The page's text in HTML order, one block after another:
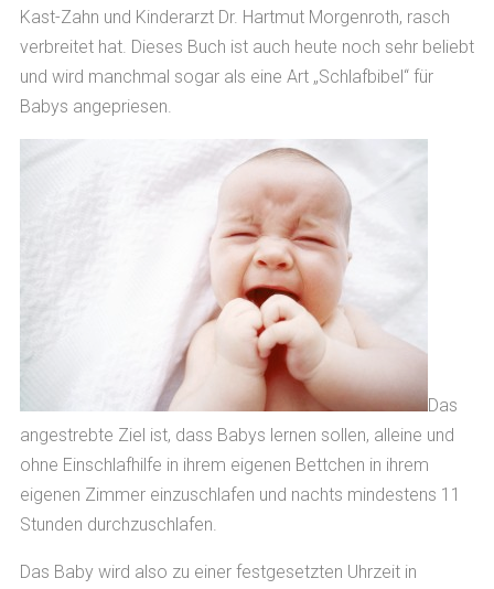
Kast-Zahn und Kinderarzt Dr. Hartmut Morgenroth, rasch
verbreitet hat. Dieses Buch ist auch heute noch sehr beliebt
und wird manchmal sogar als eine Art „Schlafbibel“ für
Babys angepriesen.
Das
angestrebte Ziel ist, dass Babys lernen sollen, alleine und
ohne Einschlafhilfe in ihrem eigenen Bettchen in ihrem
eigenen Zimmer einzuschlafen und nachts mindestens 11
Stunden durchzuschlafen.
Das Baby wird also zu einer festgesetzten Uhrzeit in